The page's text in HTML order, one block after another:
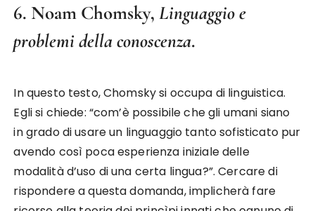
6. Noam Chomsky,Linguaggio e
problemi della conoscenza.
In questo testo, Chomsky si occupa di linguistica.
Egli si chiede: “com’è possibile che gli umani siano
in grado di usare un linguaggio tanto sofisticato pur
avendo così poca esperienza iniziale delle
modalità d’uso di una certa lingua?”. Cercare di
rispondere a questa domanda, implicherà fare